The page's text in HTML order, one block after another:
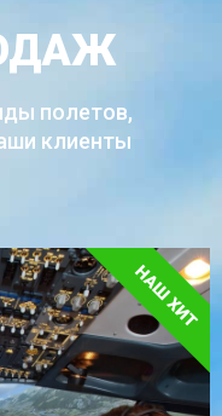
полетов,
клиенты